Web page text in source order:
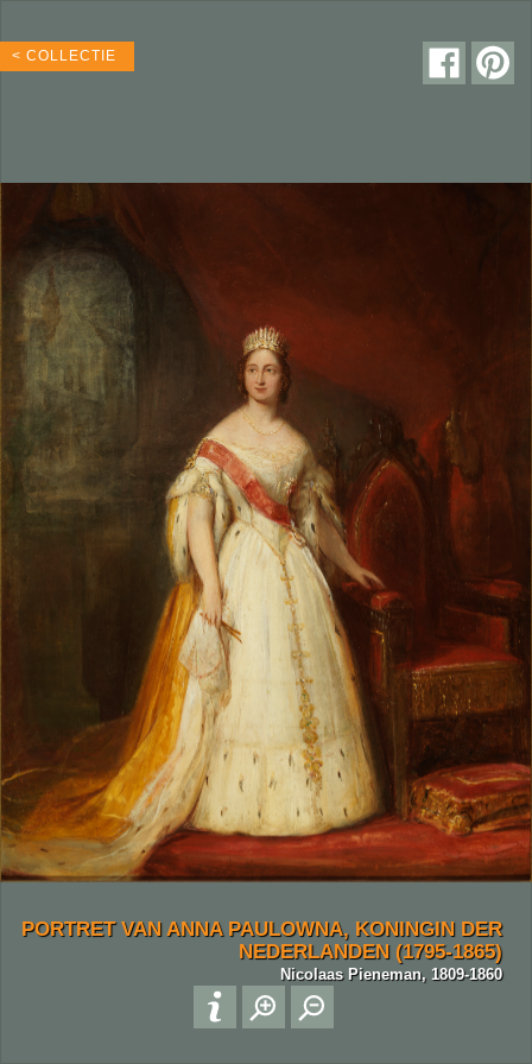
PORTRET VAN ANNA PAULOWNA, KONINGIN DER
NEDERLANDEN (1795-1865)
Nicolaas Pieneman, 1809-1860
< COLLECTIE